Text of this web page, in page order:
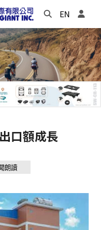
EN
口額成長
朗讀